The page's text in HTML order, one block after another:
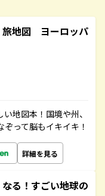
地図 ヨーロッパ
地図本！国境や州、
って脳もイキイキ！
詳細を見る
る！すごい地球の